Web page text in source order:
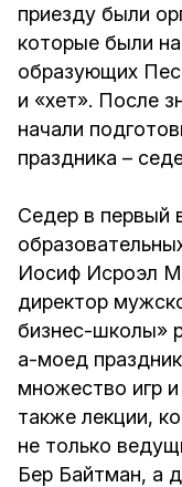
приезду были
которые были
образующих
и «хет». После
начали
праздника –
Седер в первый
Иосиф Исроэл
директор
бизнес-школы»
а-моед
множество игр
также лекции,
не только
Бер Байтман, а